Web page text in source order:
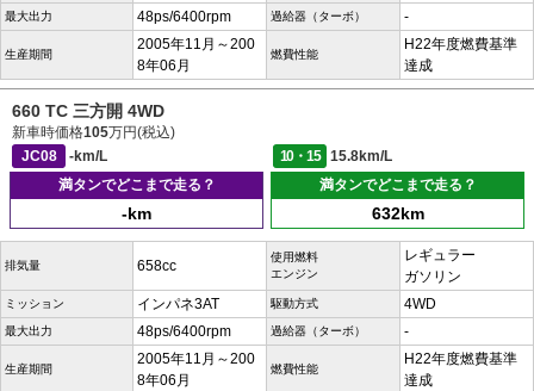
最大出力 48ps/6400rpm 過給器（ターボ） -
生産期間
2005年11月～200
8年06月
燃費性能
H22年度燃費基準
達成
660 TC 三方開 4WD
新車時価格105万円(税込)
JC08
-km/L 10・15
15.8km/L
満タンでどこまで走る？
-km
満タンでどこまで走る？
632km
排気量 658cc
使用燃料
エンジン
レギュラー
ガソリン
ミッション インパネ3AT 駆動方式 4WD
最大出力 48ps/6400rpm 過給器（ターボ） -
生産期間
2005年11月～200
8年06月
燃費性能
H22年度燃費基準
達成